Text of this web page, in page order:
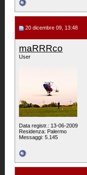
20 dicembre 09, 13:48
maRRRco
User
Data registr.: 13-06-2009
Residenza: Palermo
Messaggi: 5.145